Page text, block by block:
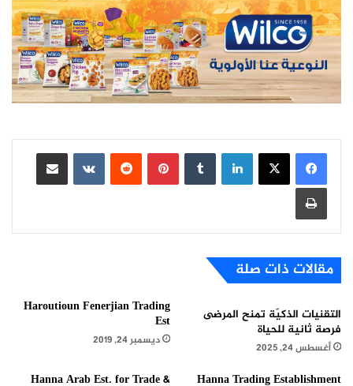
لينكدإن بينتيريست
مشاركة عبر البريد
طباعة
مقالات ذات صلة
التقنيات الذكيّة تمنح المرضى
فرصة ثانية للحياة
أغسطس 24, 2025
Haroutioun Fenerjian Trading
Est
ديسمبر 24, 2019
Hanna Trading Establishment
Hanna Arab Est. for Trade &